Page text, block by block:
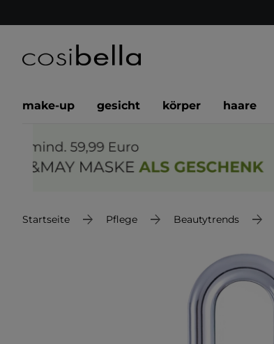
make-up gesicht körper haare
Startseite Pflege Beautytrends